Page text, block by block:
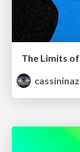
The Limits